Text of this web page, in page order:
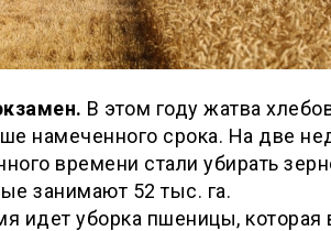
В этом году жатва
намеченного срока. На две
времени стали убирать
занимают 52 тыс. га.
идет уборка пшеницы, которая